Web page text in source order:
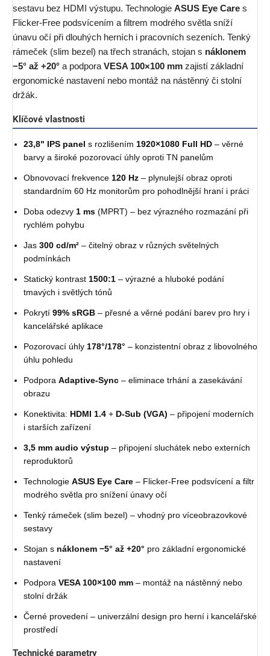
sestavu bez HDMI výstupu. Technologie ASUS Eye Care s
Flicker-Free podsvícením a filtrem modrého světla sníží
únavu očí při dlouhých herních i pracovních sezeních. Tenký
rámeček (slim bezel) na třech stranách, stojan s náklonem
−5° až +20° a podporaVESA 100×100 mm zajistí základní
ergonomické nastavení nebo montáž na nástěnný či stolní
držák.
Klíčové vlastnosti
23,8" IPS panel s rozlišením 1920×1080 Full HD – věrné
barvy a široké pozorovací úhly oproti TN panelům
Obnovovací frekvence 120 Hz – plynulejší obraz oproti
standardním 60 Hz monitorům pro pohodlnější hraní i práci
Doba odezvy 1 ms (MPRT) – bez výrazného rozmazání při
rychlém pohybu
Jas 300 cd/m² – čitelný obraz v různých světelných
podmínkách
Statický kontrast 1500:1 – výrazné a hluboké podání
tmavých i světlých tónů
Pokrytí 99% sRGB – přesné a věrné podání barev pro hry i
kancelářské aplikace
Pozorovací úhly 178°/178° – konzistentní obraz z libovolného
úhlu pohledu
Podpora Adaptive-Sync – eliminace trhání a zasekávání
obrazu
Konektivita: HDMI 1.4 + D-Sub (VGA) – připojení moderních
i starších zařízení
3,5 mm audio výstup – připojení sluchátek nebo externích
reproduktorů
Technologie ASUS Eye Care – Flicker-Free podsvícení a filtr
modrého světla pro snížení únavy očí
Tenký rámeček (slim bezel) – vhodný pro víceobrazovkové
sestavy
Stojan s náklonem −5° až +20° pro základní ergonomické
nastavení
Podpora VESA 100×100 mm – montáž na nástěnný nebo
stolní držák
Černé provedení – univerzální design pro herní i kancelářské
prostředí
Technické parametry